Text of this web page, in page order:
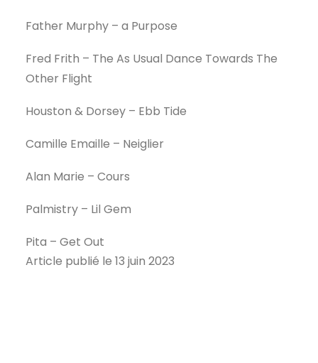
Father Murphy – a Purpose
Fred Frith – The As Usual Dance Towards The
Other Flight
Houston & Dorsey – Ebb Tide
Camille Emaille – Neiglier
Alan Marie – Cours
Palmistry – Lil Gem
Pita – Get Out
Article publié le 13 juin 2023